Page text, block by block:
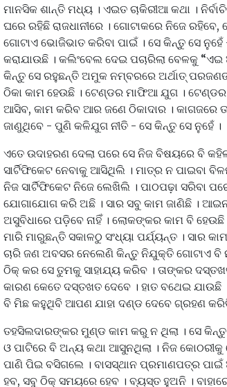
ମାନସିକ ଶାନ୍ତି ମଧ୍ୟ । ଏଇତ ଚାକିରୀଆ କଥା ।
ଘରେ ରହିଛି ରାଜଧାନୀରେ । ଗୋଟାକରେ ନିଜେ ରହିବେ,
ଗୋଟାଏ ଭୋଜିଭାତ କରିବା ପାଇଁ । ସେ କିନ୍ତୁ ସେ
କରାଯାଉଛି । କଲିଂବେଲ ଦେଇ ପଚାରିଲା ବେଳକୁ
କିନ୍ତୁ ସେ ରହୁଛନ୍ତି ଅମୁକ ନମ୍ବରରେ ଅର୍ଥାତ୍
ଠିକା କାମ ହେଉଛି । ଟେଣ୍ଡର ମାଫିଆ ଯୁଗ । ଟେଣ୍ଡର
ଆସିବ, କାମ କରିବ ଆର ଜଣେ ଠିକାଦାର । କାଗଜରେ
ଜାଣୁଥିବେ - ପୁଣି କଳିଯୁଗ ନୀତି - ସେ କିନ୍ତୁ ସେ ନୁହେଁ ।
ଏତେ ଉଦାହରଣ ଦେଲା ପରେ ସେ ନିଜ ବିଷୟରେ ବି
ସାର୍ଟିଫିକେଟ ନେବାକୁ ଆସିଥିଲି । ମାତ୍ର ନ ପାଇବା
ନିଜ ସାର୍ଟିଫିକେଟ ନିଜେ ଲେଖିଲି । ପାଠପଢ଼ା ସରିବା
ଯୋଗାଯୋଗ କରି ଅଛି । ସାର ସବୁ କାମ ଜାଣିଛି ।
ଅସୁବିଧାରେ ପଡ଼ିବେ ନାହିଁ । ଲୋକଙ୍କର କାମ ବି
ମାରି ମାରୁଛନ୍ତି ସକାଳଠୁ ସଂଧ୍ୟା ପର୍ଯ୍ୟନ୍ତ । ସାର
ଚାରି ଜଣ ଅବସର ନେଲେଣି କିନ୍ତୁ ନିଯୁକ୍ତି ଗୋଟାଏ ବି
ଠିକ୍ କର ସେ ତୁମକୁ ସାହାଯ୍ୟ କରିବ । ତାଙ୍କର
କାରଣ କେତେ ଦସ୍ତଖତ ଦେବେ । ହାତ ବଥେଇ
ବି ମିଛ କହୁଥିବି ଆପଣ ଯାହା ଦଣ୍ଡ ଦେବେ ଗ୍ରହଣ
ତହସିଲଦାରଙ୍କର ମୁଣ୍ଡ କାମ କରୁ ନ ଥିଲା । ସେ କିନ୍ତୁ
ଓ ପାଟିରେ ବି ଅନ୍ୟ କଥା ଆସୁନଥିଲା । ନିଜ
ପାଣି ପିଇ ବସିଗଲେ । ବାସସ୍ଥାନ ପ୍ରମାଣପତ୍ର
ହବ, ସବୁ ଠିକ୍ ସମୟରେ ହେବ । ବ୍ୟସ୍ତ ହୁଅନି ।